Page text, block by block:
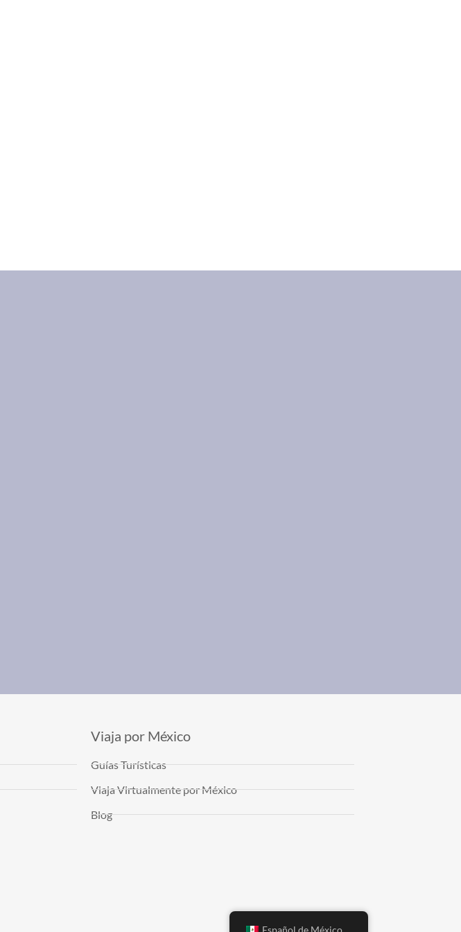
Viaja por México
Guías Turísticas
Viaja Virtualmente por México
Blog
Español de México